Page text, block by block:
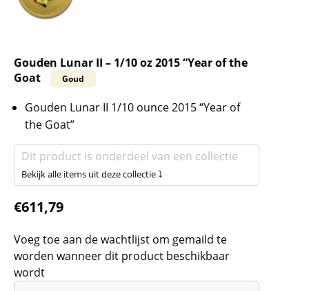
Gouden Lunar II – 1/10 oz 2015 “Year of the
Goat
Goud
Gouden Lunar II 1/10 ounce 2015 “Year of
the Goat”
Dit product is onderdeel van een collectie
Bekijk alle items uit deze collectie ⤵
€611,79
Voeg toe aan de wachtlijst om gemaild te
worden wanneer dit product beschikbaar
wordt
Vul